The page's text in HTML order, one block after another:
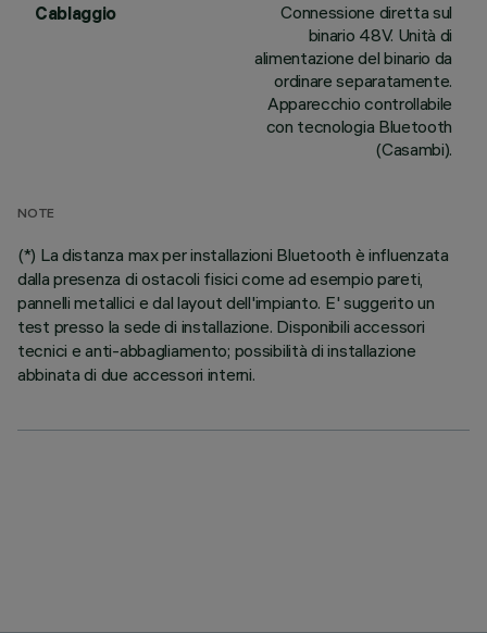
Cablaggio
Connessione diretta sul
binario 48V. Unità di
alimentazione del binario da
ordinare separatamente.
Apparecchio controllabile
con tecnologia Bluetooth
(Casambi).
NOTE
(*) La distanza max per installazioni Bluetooth è influenzata
dalla presenza di ostacoli fisici come ad esempio pareti,
pannelli metallici e dal layout dell'impianto. E' suggerito un
test presso la sede di installazione. Disponibili accessori
tecnici e anti-abbagliamento; possibilità di installazione
abbinata di due accessori interni.